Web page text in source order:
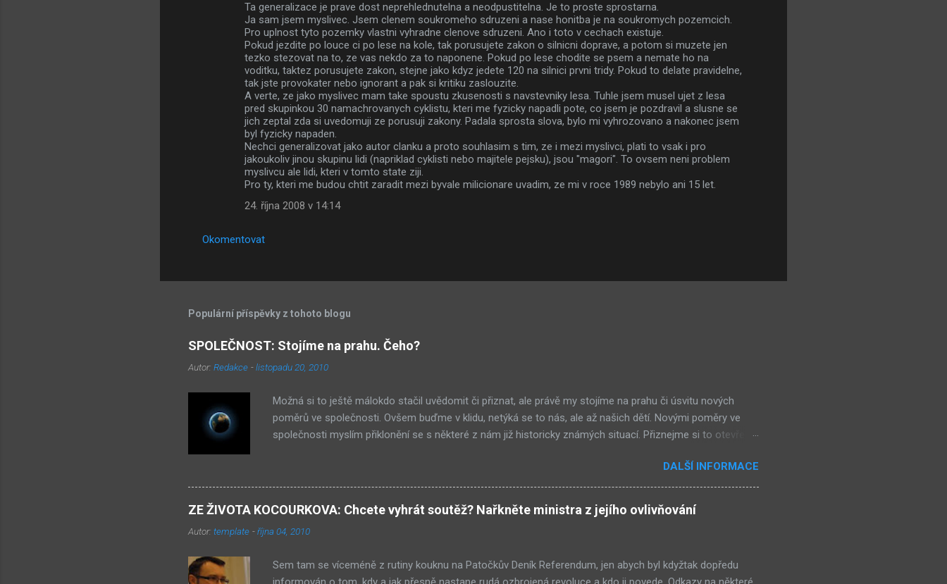
Ta generalizace je prave dost neprehlednutelna a neodpustitelna. Je to proste sprostarna.
Ja sam jsem myslivec. Jsem clenem soukromeho sdruzeni a nase honitba je na soukromych pozemcich.
Pro uplnost tyto pozemky vlastni vyhradne clenove sdruzeni. Ano i toto v cechach existuje.
Pokud jezdite po louce ci po lese na kole, tak porusujete zakon o silnicni doprave, a potom si muzete jen
tezko stezovat na to, ze vas nekdo za to naponene. Pokud po lese chodite se psem a nemate ho na
voditku, taktez porusujete zakon, stejne jako kdyz jedete 120 na silnici prvni tridy. Pokud to delate pravidelne,
tak jste provokater nebo ignorant a pak si kritiku zaslouzite.
A verte, ze jako myslivec mam take spoustu zkusenosti s navstevniky lesa. Tuhle jsem musel ujet z lesa
pred skupinkou 30 namachrovanych cyklistu, kteri me fyzicky napadli pote, co jsem je pozdravil a slusne se
jich zeptal zda si uvedomuji ze porusuji zakony. Padala sprosta slova, bylo mi vyhrozovano a nakonec jsem
byl fyzicky napaden.
Nechci generalizovat jako autor clanku a proto souhlasim s tim, ze i mezi myslivci, plati to vsak i pro
jakoukoliv jinou skupinu lidi (napriklad cyklisti nebo majitele pejsku), jsou "magori". To ovsem neni problem
myslivcu ale lidi, kteri v tomto state ziji.
Pro ty, kteri me budou chtit zaradit mezi byvale milicionare uvadim, ze mi v roce 1989 nebylo ani 15 let.
24. října 2008 v 14:14
Okomentovat
Populární příspěvky z tohoto blogu
SPOLEČNOST: Stojíme na prahu. Čeho?
Autor: Redakce -listopadu 20, 2010
Možná si to ještě málokdo stačil uvědomit či přiznat, ale právě my stojíme na prahu či úsvitu nových
poměrů ve společnosti. Ovšem buďme v klidu, netýká se to nás, ale až našich dětí. Novými poměry ve
společnosti myslím přiklonění se s některé z nám již historicky známých situací. Přiznejme si to otevřeně
etnikum získává ve společnosti stále větší vliv – v každém městě již vlastní několik obchůdků či spíše již
obchodů. Před deseti lety věc zcela nevídaná. Příslušníci tohoto etnika se úspěšně integrují do
společnosti a nyní již jejich děti chodí do našich škol. A tam mezi studenty patří k nejlepším. Ale jsou
prostě jiní. Co to pro nás znamená? Za 10 až 20 let, když vývoj půjde podobným směrem jako doposud,
toto etnikum bude získávat ve společnosti stále větší význam – rodiče budou získávat větší a větší
DALŠÍ INFORMACE
ZE ŽIVOTA KOCOURKOVA: Chcete vyhrát soutěž? Nařkněte ministra z jejího ovlivňování
Autor: template -října 04, 2010
Sem tam se víceméně z rutiny kouknu na Patočkův Deník Referendum, jen abych byl kdyžtak dopředu